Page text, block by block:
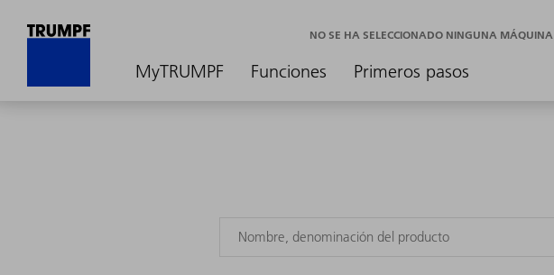
MyTRUMPF Funciones Primeros pasos
NO SE HA SELECCIONADO NINGUNA MÁQUINA